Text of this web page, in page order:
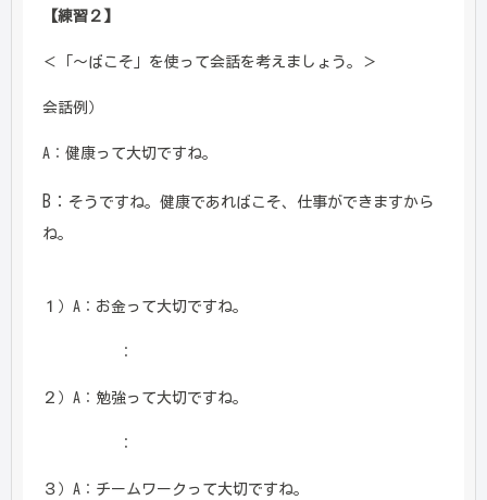
【練習２】
＜「～ばこそ」を使って会話を考えましょう。＞
会話例）
A：健康って大切ですね。
B： そうですね。健康であればこそ、仕事ができますから
ね。
１）A：お金って大切ですね。
：
２）A：勉強って大切ですね。
：
３）A：チームワークって大切ですね。